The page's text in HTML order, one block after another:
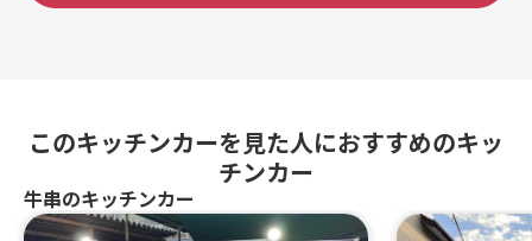
このキッチンカーを見た人におすすめのキッ
チンカー
牛串のキッチンカー